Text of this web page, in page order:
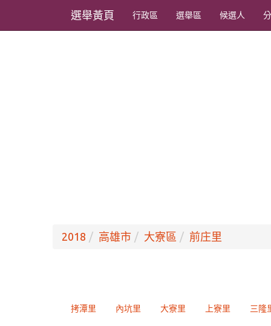
選舉黃頁 行政區 選舉區 候選人
2018 高雄市 大寮區 前庄里
拷潭里 內坑里 大寮里 上寮里 三隆